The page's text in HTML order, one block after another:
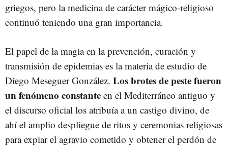
griegos, pero la medicina de carácter mágico-religioso
continuó teniendo una gran importancia.
El papel de la magia en la prevención, curación y
transmisión de epidemias es la materia de estudio de
Diego Meseguer González. Los brotes de peste fueron
un fenómeno constante en el Mediterráneo antiguo y
el discurso oficial los atribuía a un castigo divino, de
ahí el amplio despliegue de ritos y ceremonias religiosas
para expiar el agravio cometido y obtener el perdón de